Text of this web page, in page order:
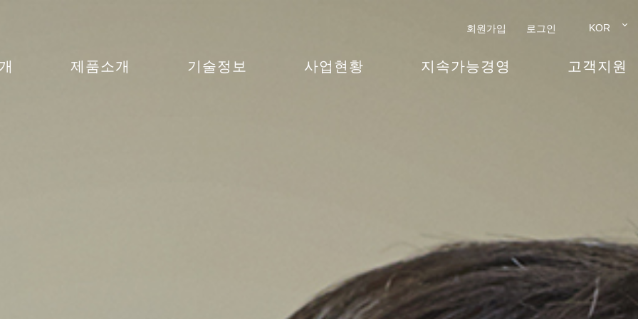
회원가입 로그인 KOR
제품소개 기술정보 사업현황 지속가능경영 고객지원